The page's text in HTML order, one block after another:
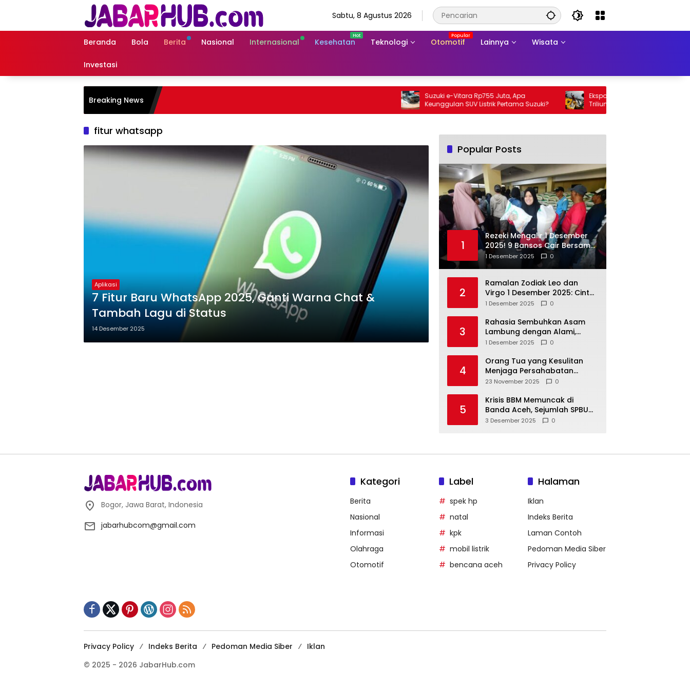
Sabtu, 8 Agustus 2026
Beranda Bola Berita Nasional Internasional Kesehatan Teknologi Otomotif Lainnya Wisata
Investasi
Breaking News
Suzuki e-Vitara Rp755 Juta, Apa
Keunggulan SUV Listrik Pertama Suzuki?
Ekspor Perikanan 2025 Tembus Rp105
Triliun, AS Jadi Pasar Utama
fitur whatsapp
Aplikasi
7 Fitur Baru WhatsApp 2025, Ganti Warna Chat &
Tambah Lagu di Status
14 Desember 2025
Popular Posts
1
Rezeki Mengalir 1 Desember
2025! 9 Bansos Cair Bersama:
PKH, BPNT, dan KKS Mandiri
Double
1 Desember 2025 0
2
Ramalan Zodiak Leo dan
Virgo 1 Desember 2025: Cinta,
Karir, Kesehatan, dan
1 Desember 2025 0
3
Rahasia Sembuhkan Asam
Lambung dengan Alami,
Nomor 4 Disalahpahami
1 Desember 2025 0
4
Orang Tua yang Kesulitan
Menjaga Persahabatan
Biasanya Lakukan 8 Hal Ini
23 November 2025 0
5
Krisis BBM Memuncak di
Banda Aceh, Sejumlah SPBU
Tutup Total
3 Desember 2025 0
Bogor, Jawa Barat, Indonesia
jabarhubcom@gmail.com
Kategori
Berita
Nasional
Informasi
Olahraga
Otomotif
Label
spek hp
natal
kpk
mobil listrik
bencana aceh
Halaman
Iklan
Indeks Berita
Laman Contoh
Pedoman Media Siber
Privacy Policy
Privacy Policy Indeks Berita Pedoman Media Siber
Iklan
© 2025 - 2026 JabarHub.com